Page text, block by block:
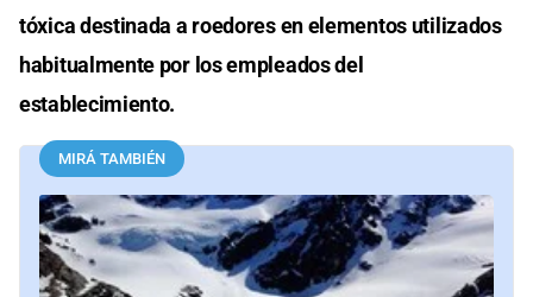
tóxica destinada a roedores en elementos utilizados
habitualmente por los empleados del
establecimiento.
MIRÁ TAMBIÉN